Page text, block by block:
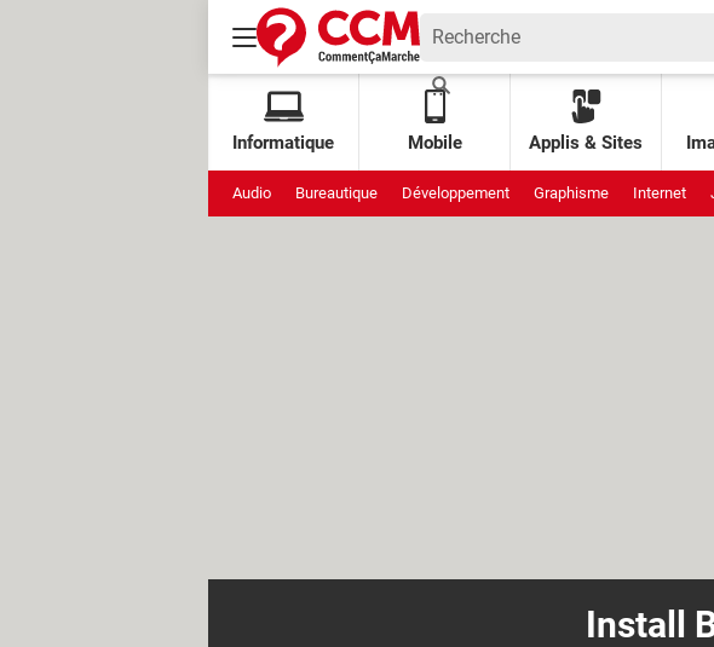
Informatique Mobile Applis & Sites
Audio Bureautique Développement Graphisme Internet
Install